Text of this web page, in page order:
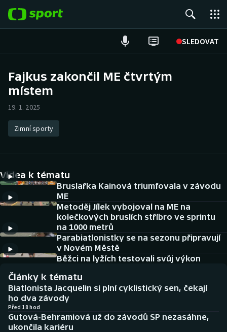
SLEDOVAT
Hokej
Atletika
DALŠÍ SPORTY
Americký fotbal
Baseball a softbal
Basketbal
Biatlon
Boby a skeleton
NEPŘEHLÉDNĚTE
Soutěže
Historické návraty
Aplikace ČT sport
AZ kvíz
Fajkus zakončil ME čtvrtým
místem
19. 1. 2025
Zimní sporty
Videa k tématu
Bruslařka Kainová triumfovala v závodu
ME
Metoděj Jílek vybojoval na ME na
kolečkových bruslích stříbro ve sprintu
na 1000 metrů
Parabiatlonistky se na sezonu připravují
v Novém Městě
Běžci na lyžích testovali svůj výkon
Články k tématu
Biatlonista Jacquelin si plní cyklistický sen, čekají
ho dva závody
Před 18 hod
Gutová-Behramiová už do závodů SP nezasáhne,
ukončila kariéru